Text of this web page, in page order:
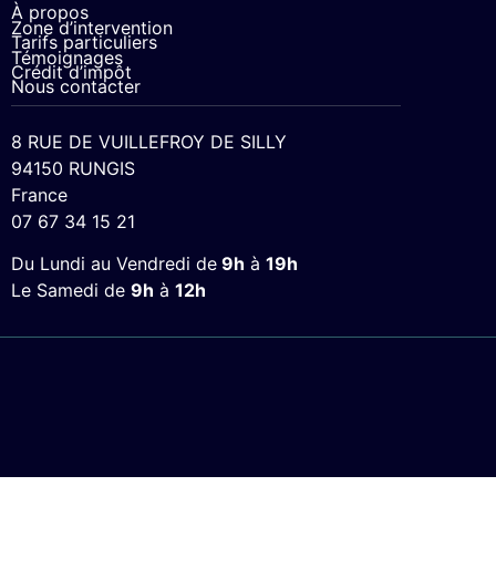
À propos
Zone d’intervention
Tarifs particuliers
Témoignages
Crédit d’impôt
Nous contacter
8 RUE DE VUILLEFROY DE SILLY
94150 RUNGIS
France
07 67 34 15 21
Du Lundi au Vendredi de 9h à 19h
Le Samedi de 9h à 12h